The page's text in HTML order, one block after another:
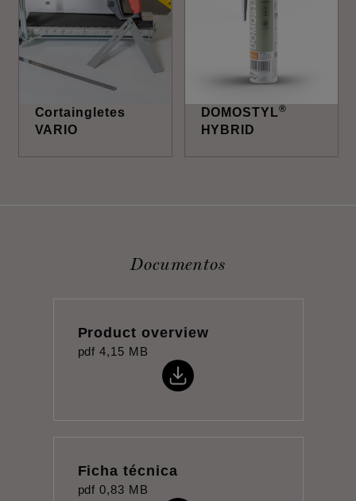
Cortaingletes
VARIO
DOMOSTYL®
HYBRID
Documentos
Product overview
pdf 4,15 MB
Ficha técnica
pdf 0,83 MB